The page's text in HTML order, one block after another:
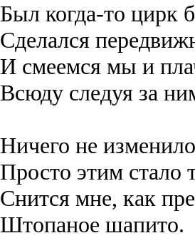
Был когда-то цирк
Сделался
И смеемся мы и
Всюду следуя за
Ничего не
Просто этим стало
Снится мне, как
Штопаное шапито.